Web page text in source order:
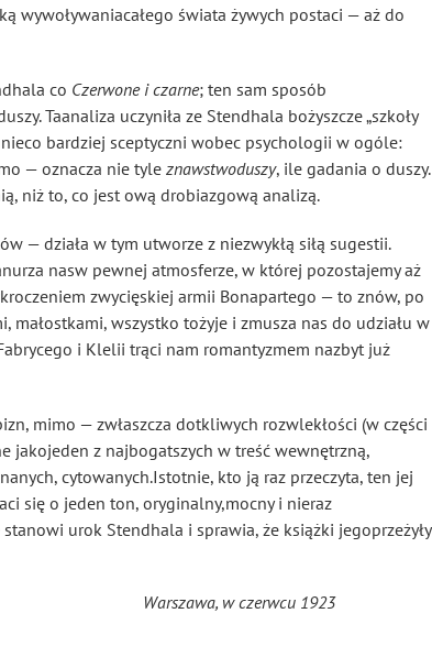
wywoływaniacałego świata żywych postaci — aż do
co Czerwone i czarne; ten sam sposób
Taanaliza uczyniła ze Stendhala bożyszcze „szkoły
bardziej sceptyczni wobec psychologii w ogóle:
— oznacza nie tyle znawstwoduszy, ile gadania o duszy.
niż to, co jest ową drobiazgową analizą.
— działa w tym utworze z niezwykłą siłą sugestii.
nasw pewnej atmosferze, w której pozostajemy aż
zwycięskiej armii Bonapartego — to znów, po
wszystko tożyje i zmusza nas do udziału w
i Klelii trąci nam romantyzmem nazbyt już
mimo — zwłaszcza dotkliwych rozwlekłości (w części
jakojeden z najbogatszych w treść wewnętrzną,
cytowanych.Istotnie, kto ją raz przeczyta, ten jej
się o jeden ton, oryginalny,mocny i nieraz
urok Stendhala i sprawia, że książki jegoprzeżyły
Warszawa, w czerwcu 1923